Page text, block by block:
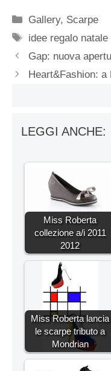
Categorie
Gallery, Scarpe
Tag
idee regalo natale
Gap: nuova
Heart&Fashion: a
LEGGI ANCHE:
Miss Roberta
collezione a/i 2011
2012
Miss Roberta lancia
le scarpe tributo a
Mondrian